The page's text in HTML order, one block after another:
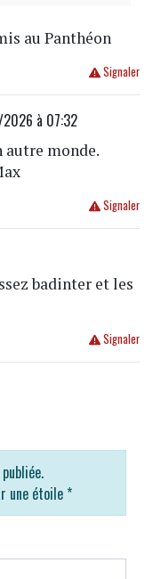
au Panthéon
Signaler
à 07:32
autre monde.
Signaler
badinter et les
Signaler
une étoile *